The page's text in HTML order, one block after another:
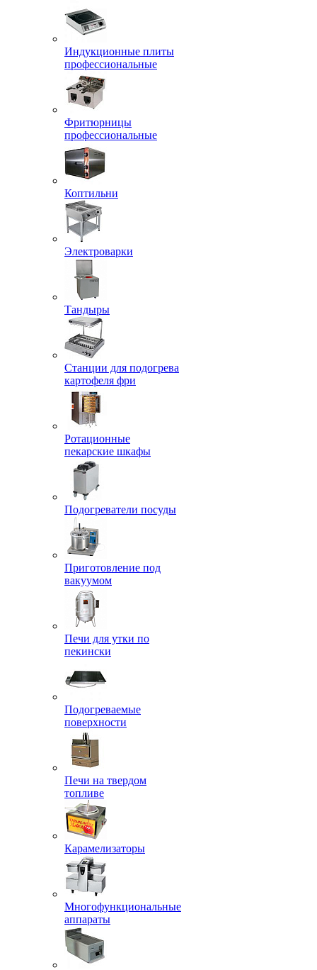
Индукционные плиты
профессиональные
Фритюрницы
профессиональные
Коптильни
Электроварки
Тандыры
Станции для подогрева
картофеля фри
Ротационные
пекарские шкафы
Подогреватели посуды
Приготовление под
вакуумом
Печи для утки по
пекински
Подогреваемые
поверхности
Печи на твердом
топливе
Карамелизаторы
Многофункциональные
аппараты